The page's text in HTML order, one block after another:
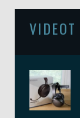
VIDEOT